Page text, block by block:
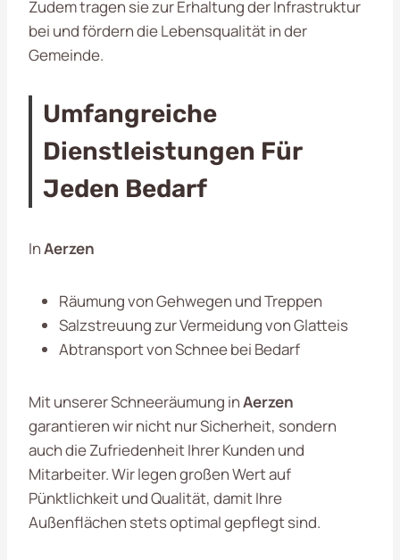
Zudem tragen sie zur Erhaltung der Infrastruktur
bei und fördern die Lebensqualität in der
Gemeinde.
Umfangreiche
Dienstleistungen Für
Jeden Bedarf
InAerzen
Räumung von Gehwegen und Treppen
Salzstreuung zur Vermeidung von Glatteis
Abtransport von Schnee bei Bedarf
Mit unserer Schneeräumung inAerzen
garantieren wir nicht nur Sicherheit, sondern
auch die Zufriedenheit Ihrer Kunden und
Mitarbeiter. Wir legen großen Wert auf
Pünktlichkeit und Qualität, damit Ihre
Außenflächen stets optimal gepflegt sind.